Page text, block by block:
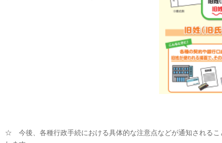
☆ 今後、各種行政手続における具体的な注意点などが通知されるこ